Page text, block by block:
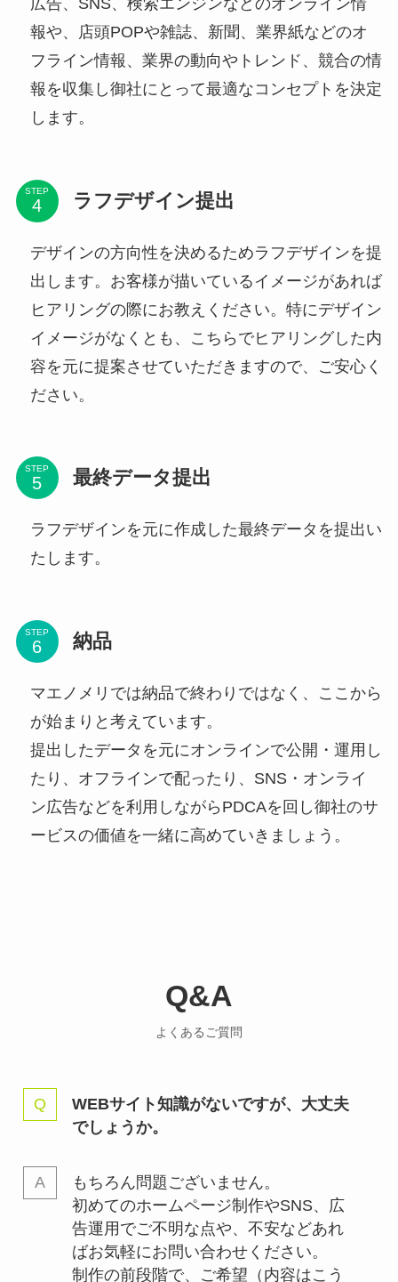
報や、店頭POPや雑誌、新聞、業界紙などのオ
フライン情報、業界の動向やトレンド、競合の情
報を収集し御社にとって最適なコンセプトを決定
します。
STEP ラフデザイン提出
デザインの方向性を決めるためラフデザインを提
出します。お客様が描いているイメージがあれば
ヒアリングの際にお教えください。特にデザイン
イメージがなくとも、こちらでヒアリングした内
容を元に提案させていただきますので、ご安心く
ださい。
STEP 最終データ提出
ラフデザインを元に作成した最終データを提出い
たします。
STEP 納品
マエノメリでは納品で終わりではなく、ここから
が始まりと考えています。
提出したデータを元にオンラインで公開・運用し
たり、オフラインで配ったり、SNS・オンライ
ン広告などを利用しながらPDCAを回し御社のサ
ービスの価値を一緒に高めていきましょう。
Q&A
よくあるご質問
WEBサイト知識がないですが、大丈夫
でしょうか。
もちろん問題ございません。
初めてのホームページ制作やSNS、広
告運用でご不明な点や、不安などあれ
ばお気軽にお問い合わせください。
制作の前段階で、ご希望（内容はこう